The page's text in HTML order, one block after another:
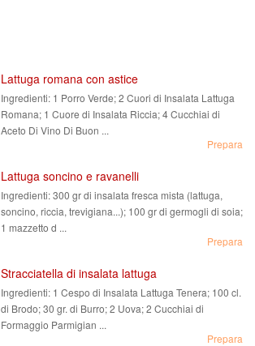
Lattuga romana con astice
Ingredienti: 1 Porro Verde; 2 Cuori di Insalata Lattuga
Romana; 1 Cuore di Insalata Riccia; 4 Cucchiai di
Aceto Di Vino Di Buon ...
Prepara
Lattuga soncino e ravanelli
Ingredienti:300 gr di insalata fresca mista (lattuga,
soncino, riccia, trevigiana...); 100 gr di germogli di soia;
1 mazzetto d ...
Prepara
Stracciatella di insalata lattuga
Ingredienti: 1 Cespo di Insalata Lattuga Tenera; 100 cl.
di Brodo; 30 gr. di Burro; 2 Uova; 2 Cucchiai di
Formaggio Parmigian ...
Prepara